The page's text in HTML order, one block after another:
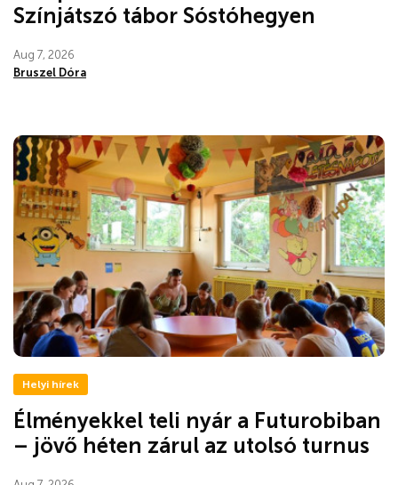
Színjátszó tábor Sóstóhegyen
Aug 7, 2026
Bruszel Dóra
Helyi hírek
Élményekkel teli nyár a Futurobiban
– jövő héten zárul az utolsó turnus